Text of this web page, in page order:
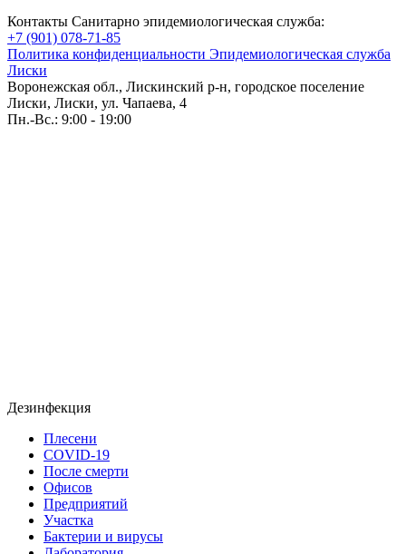
Контакты Санитарно эпидемиологическая служба:
+7 (901) 078-71-85
Политика конфиденциальности Эпидемиологическая служба
Лиски
Воронежская обл., Лискинский р-н, городское поселение
Лиски, Лиски, ул. Чапаева, 4
Пн.-Вс.: 9:00 - 19:00
Дезинфекция
Плесени
COVID-19
После смерти
Офисов
Предприятий
Участка
Бактерии и вирусы